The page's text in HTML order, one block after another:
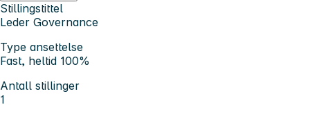
Stillingstittel
Leder Governance
Type ansettelse
Fast, heltid 100%
Antall stillinger
1